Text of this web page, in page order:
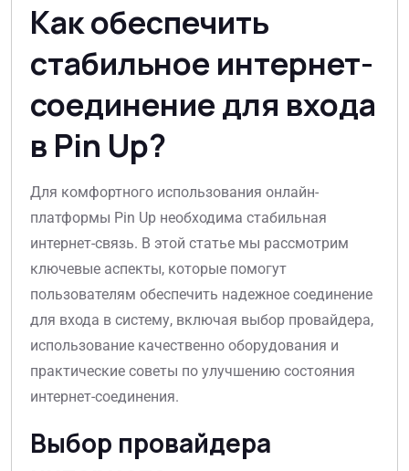
Как обеспечить
стабильное интернет-
соединение для входа
в Pin Up?
Для комфортного использования онлайн-
платформы Pin Up необходима стабильная
интернет-связь. В этой статье мы рассмотрим
ключевые аспекты, которые помогут
пользователям обеспечить надежное соединение
для входа в систему, включая выбор провайдера,
использование качественно оборудования и
практические советы по улучшению состояния
интернет-соединения.
Выбор провайдера